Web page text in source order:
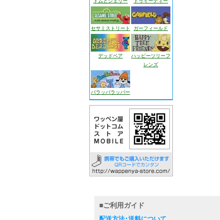
セサミストリート ガーフィールド
デッドベア
ハッピーツリーフ
レンズ
パラッパラッパー
■ご利用ガイド